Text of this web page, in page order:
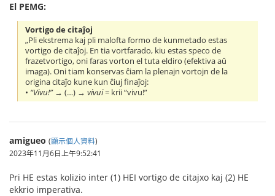
El PEMG:
Vortigo de citaĵoj
„Pli ekstrema kaj pli malofta formo de kunmetado estas
vortigo de citaĵoj. En tia vortfarado, kiu estas speco de
frazetvortigo, oni faras vorton el tuta eldiro (efektiva aŭ
imaga). Oni tiam konservas ĉiam la plenajn vortojn de la
origina citaĵo kune kun ĉiuj finaĵoj:
• “Vivu!”→ (…) →vivui= krii “vivu!”
amigueo (顯示個人資料)
2023年11月6日上午9:52:41
Pri HE estas kolizio inter (1) HEI vortigo de citajxo kaj (2) HE
ekkrio imperativa.